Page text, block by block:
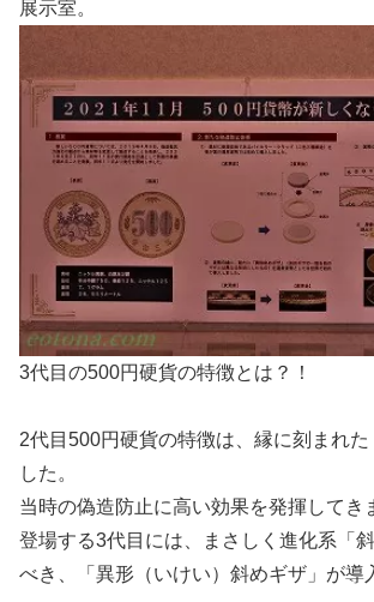
展示室。
3代目の500円硬貨の特徴とは？！
2代目500円硬貨の特徴は、縁に刻まれ
した。
当時の偽造防止に高い効果を発揮してき
登場する3代目には、まさしく進化系「
べき、「異形（いけい）斜めギザ」が導